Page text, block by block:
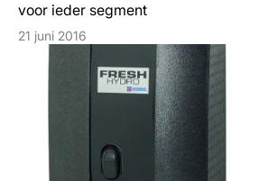
voor ieder segment
21 juni 2016